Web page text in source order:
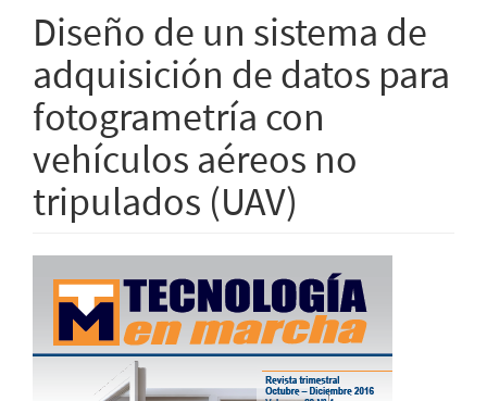
Diseño de un sistema de
adquisición de datos para
fotogrametría con
vehículos aéreos no
tripulados (UAV)
Barra
lateral
del
artículo